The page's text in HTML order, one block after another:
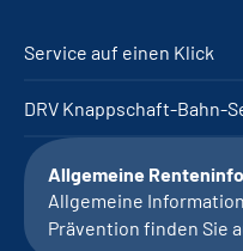
Service auf einen Klick
DRV Knappschaft-Bahn-
Allgemeine
Allgemeine
Prävention finden Sie